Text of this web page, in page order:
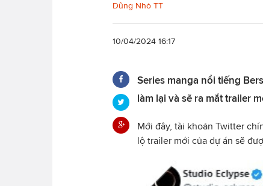
Dũng Nhỏ TT
10/04/2024 16:17
Series manga nổi tiếng
làm lại và sẽ ra mắt trailer
Mới đây, tài khoản Twitter
lộ trailer mới của dự án sẽ